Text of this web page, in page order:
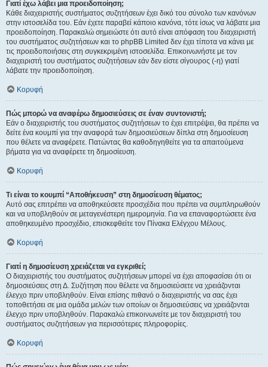
Γιατί έχω λάβει μια προειδοποίηση;
Κάθε διαχειριστής συστήματος συζητήσεων έχει δικό του σύνολο των κανόνων
στην ιστοσελίδα του. Εάν έχετε παραβεί κάποιο κανόνα, τότε ίσως να λάβατε μια
προειδοποίηση. Παρακαλώ σημειώστε ότι αυτό είναι απόφαση του διαχειριστή
του συστήματος συζητήσεων και το phpBB Limited δεν έχει τίποτα να κάνει με
τις προειδοποιήσεις στη συγκεκριμένη ιστοσελίδα. Επικοινωνήστε με τον
διαχειριστή του συστήματος συζητήσεων εάν δεν είστε σίγουρος (-η) γιατί
λάβατε την προειδοποίηση.
Κορυφή
Πώς μπορώ να αναφέρω δημοσιεύσεις σε έναν συντονιστή;
Εάν ο διαχειριστής του συστήματος συζητήσεων το έχει επιτρέψει, θα πρέπει να
δείτε ένα κουμπί για την αναφορά των δημοσιεύσεων δίπλα στη δημοσίευση
που θέλετε να αναφέρετε. Πατώντας θα καθοδηγηθείτε για τα απαιτούμενα
βήματα για να αναφέρετε τη δημοσίευση.
Κορυφή
Τι είναι το κουμπί “Αποθήκευση” στη δημοσίευση θέματος;
Αυτό σας επιτρέπει να αποθηκεύσετε προσχέδια που πρέπει να συμπληρωθούν
και να υποβληθούν σε μεταγενέστερη ημερομηνία. Για να επαναφορτώσετε ένα
αποθηκευμένο προσχέδιο, επισκεφθείτε τον Πίνακα Ελέγχου Μέλους.
Κορυφή
Γιατί η δημοσίευση χρειάζεται να εγκριθεί;
Ο διαχειριστής του συστήματος συζητήσεων μπορεί να έχει αποφασίσει ότι οι
δημοσιεύσεις στη Δ. Συζήτηση που θέλετε να δημοσιεύσετε να χρειάζονται
έλεγχο πριν υποβληθούν. Είναι επίσης πιθανό ο διαχειριστής να σας έχει
τοποθετήσει σε μια ομάδα μελών των οποίων οι δημοσιεύσεις να χρειάζονται
έλεγχο πριν υποβληθούν. Παρακαλώ επικοινωνείτε με τον διαχειριστή του
συστήματος συζητήσεων για περισσότερες πληροφορίες.
Κορυφή